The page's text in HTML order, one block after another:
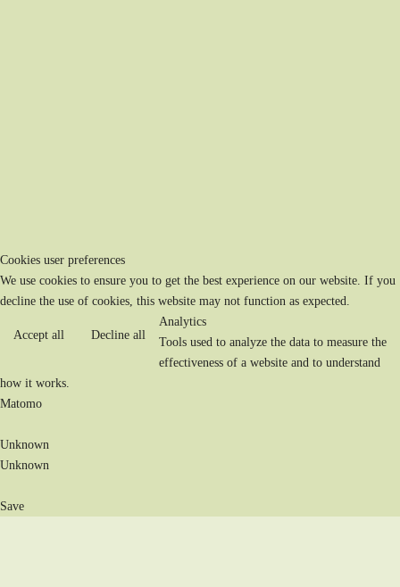
Cookies user preferences
We use cookies to ensure you to get the best experience on our website. If you
decline the use of cookies, this website may not function as expected.
Accept all Decline all
Analytics
Tools used to analyze the data to measure the
effectiveness of a website and to understand
how it works.
Matomo
Unknown
Unknown
Save